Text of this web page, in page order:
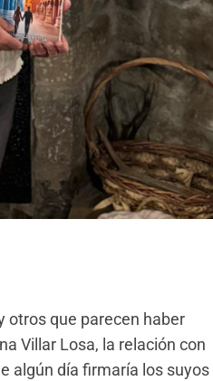
otros que parecen haber
Villar Losa, la relación con
algún día firmaría los suyos